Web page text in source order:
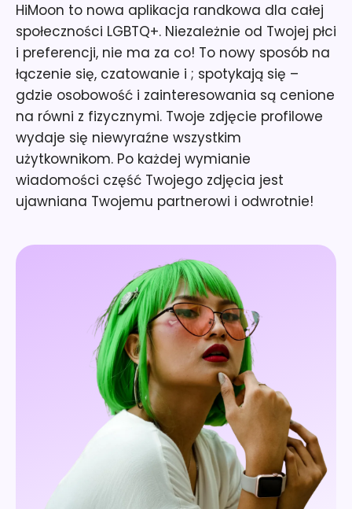
HiMoon to nowa aplikacja randkowa dla całej
społeczności LGBTQ+. Niezależnie od Twojej płci
i preferencji, nie ma za co! To nowy sposób na
łączenie się, czatowanie i ; spotykają się –
gdzie osobowość i zainteresowania są cenione
na równi z fizycznymi. Twoje zdjęcie profilowe
wydaje się niewyraźne wszystkim
użytkownikom. Po każdej wymianie
wiadomości część Twojego zdjęcia jest
ujawniana Twojemu partnerowi i odwrotnie!